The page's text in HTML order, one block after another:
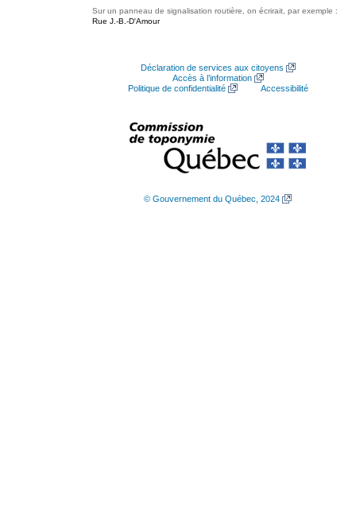
Sur un panneau de signalisation routière, on écrirait, par exemple :
Rue J.-B.-D'Amour
Déclaration de services aux citoyens
Accès à l’information
Politique de confidentialité
Accessibilité
© Gouvernement du Québec, 2024